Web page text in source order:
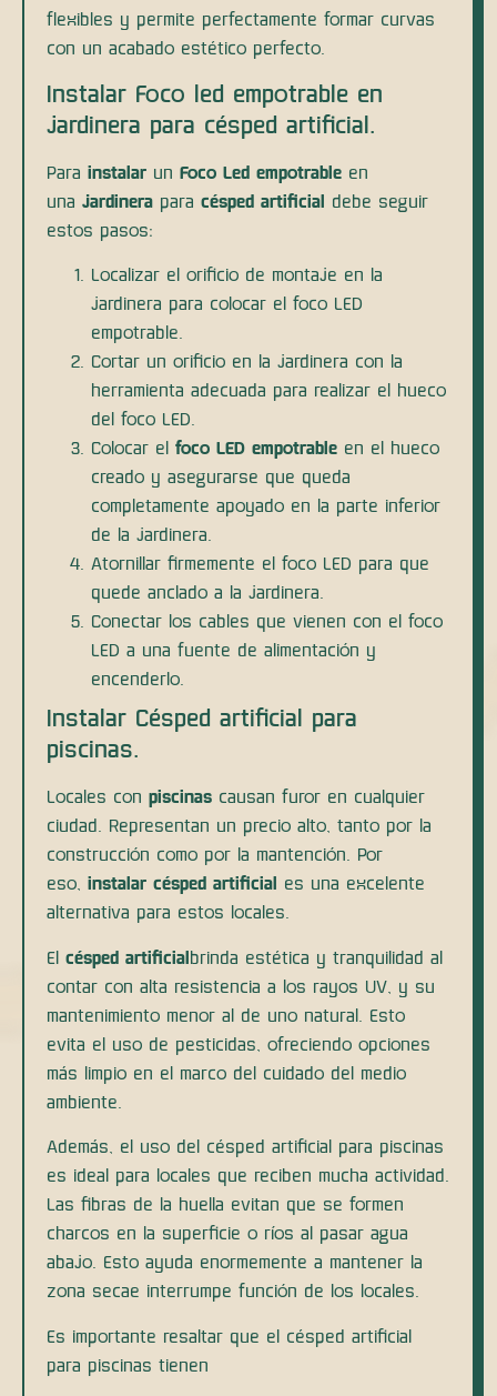
flexibles y permite perfectamente formar curvas
con un acabado estético perfecto.
Instalar Foco led empotrable en
jardinera para césped artificial.
Parainstalar unFoco Led empotrable en
unajardinera paracésped artificial
debe seguir
estos pasos:
Localizar el orificio de montaje en la
jardinera para colocar el foco LED
empotrable.
Cortar un orificio en la jardinera con la
herramienta adecuada para realizar el hueco
del foco LED.
Colocar elfoco LED empotrable en el hueco
creado y asegurarse que queda
completamente apoyado en la parte inferior
de la jardinera.
Atornillar firmemente el foco LED para que
quede anclado a la jardinera.
Conectar los cables que vienen con el foco
LED a una fuente de alimentación y
encenderlo.
Instalar Césped artificial para
piscinas.
Locales conpiscinas causan furor en cualquier
ciudad. Representan un precio alto, tanto por la
construcción como por la mantención. Por
eso,instalar césped artificial
es una excelente
alternativa para estos locales.
Elcésped artificial brinda estética y tranquilidad al
contar con alta resistencia a los rayos UV, y su
mantenimiento menor al de uno natural. Esto
evita el uso de pesticidas, ofreciendo opciones
más limpio en el marco del cuidado del medio
ambiente.
Además, el uso del césped artificial para piscinas
es ideal para locales que reciben mucha actividad.
Las fibras de la huella evitan que se formen
charcos en la superficie o ríos al pasar agua
abajo. Esto ayuda enormemente a mantener la
zona secae interrumpe función de los locales.
Es importante resaltar que el césped artificial
para piscinas tienen